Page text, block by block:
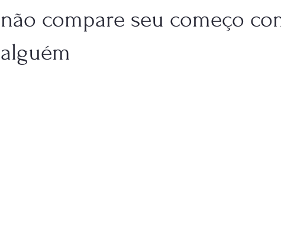
não compare seu começo
alguém